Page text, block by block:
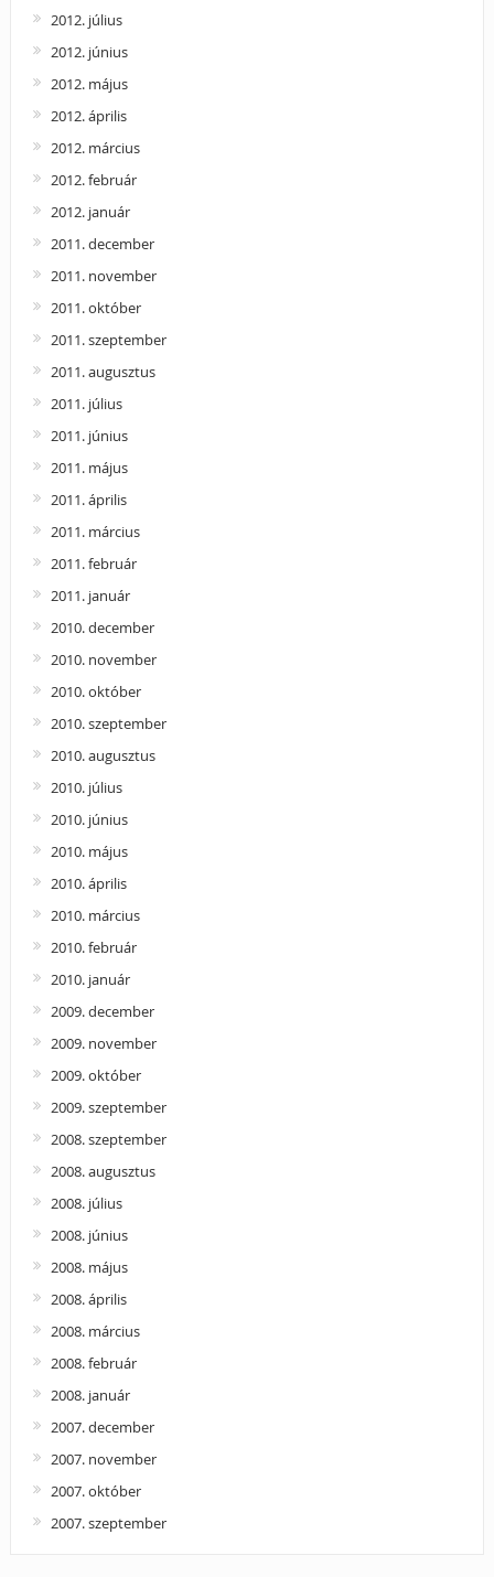
2012. július
2012. június
2012. május
2012. április
2012. március
2012. február
2012. január
2011. december
2011. november
2011. október
2011. szeptember
2011. augusztus
2011. július
2011. június
2011. május
2011. április
2011. március
2011. február
2011. január
2010. december
2010. november
2010. október
2010. szeptember
2010. augusztus
2010. július
2010. június
2010. május
2010. április
2010. március
2010. február
2010. január
2009. december
2009. november
2009. október
2009. szeptember
2008. szeptember
2008. augusztus
2008. július
2008. június
2008. május
2008. április
2008. március
2008. február
2008. január
2007. december
2007. november
2007. október
2007. szeptember